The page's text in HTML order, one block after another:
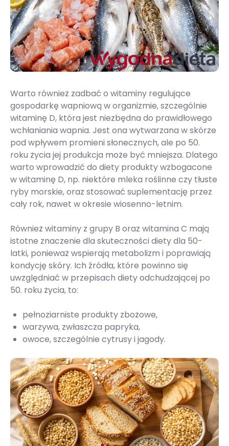
Warto również zadbać o witaminy regulujące
gospodarkę wapniową w organizmie, szczególnie
witaminę D, która jest niezbędna do prawidłowego
wchłaniania wapnia. Jest ona wytwarzana w skórze
pod wpływem promieni słonecznych, ale po 50.
roku życia jej produkcja może być mniejsza. Dlatego
warto wprowadzić do diety produkty wzbogacone
w witaminę D, np. niektóre mleka roślinne czy tłuste
ryby morskie, oraz stosować suplementację przez
cały rok, nawet w okresie wiosenno-letnim.
Również witaminy z grupy B oraz witamina C mają
istotne znaczenie dla skuteczności diety dla 50-
latki, ponieważ wspierają metabolizm i poprawiają
kondycję skóry. Ich źródła, które powinno się
uwzględniać w przepisach diety odchudzającej po
50. roku życia, to:
pełnoziarniste produkty zbożowe,
warzywa, zwłaszcza papryka,
owoce, szczególnie cytrusy i jagody.